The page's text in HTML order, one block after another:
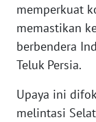
memperkuat
memastikan
berbendera
Teluk Persia.
Upaya ini
melintasi
Informasi
INDEKS
BERITA
KONTAK